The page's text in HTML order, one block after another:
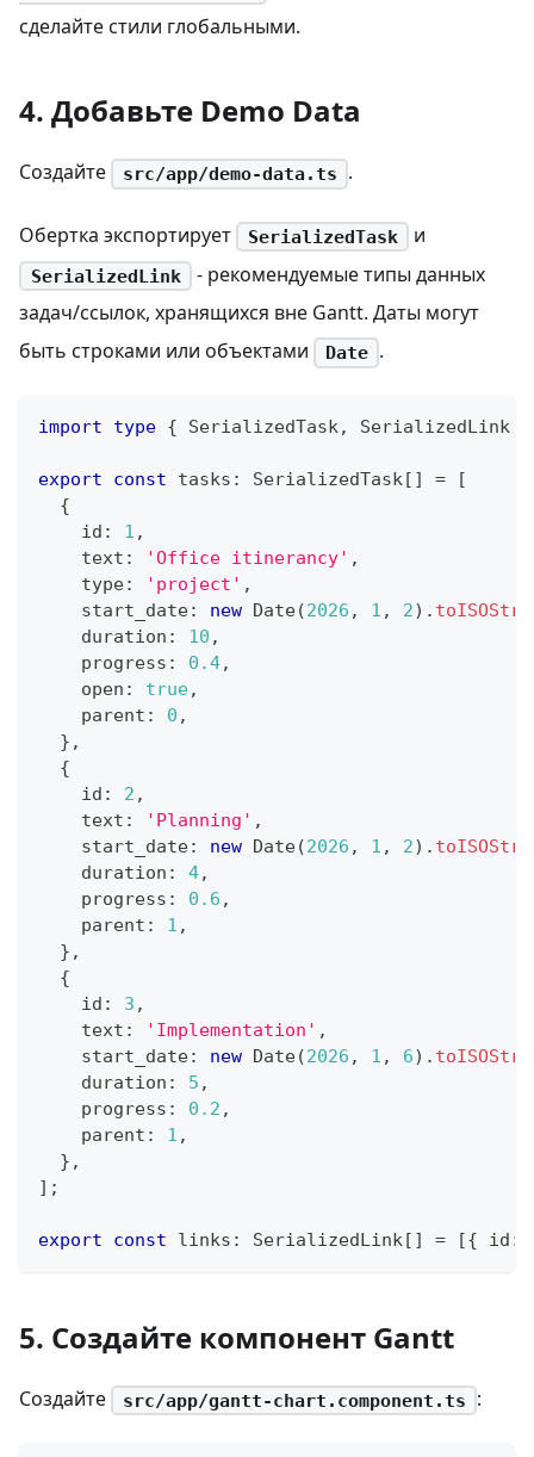
сделайте стили глобальными.
4. Добавьте Demo Data
Создайте src/app/demo-data.ts .
Обертка экспортирует SerializedTask и
SerializedLink
- рекомендуемые типы данных
задач/ссылок, хранящихся вне Gantt. Даты могут
быть строками или объектами
Date .
import type { SerializedTask, SerializedLink
export const tasks : SerializedTask[ ] =
[
{
    id
: 1 ,
    text
: 'Office itinerancy' ,
    type
: 'project' ,
    start_date
: new Date(2026 , 1 , 2) .
    duration
: 10 ,
    progress
: 0.4,
    open
: true,
    parent
: 0 ,
} ,
{
    id
: 2 ,
    text
: 'Planning' ,
    start_date
: new Date(2026 , 1 , 2) .
    duration
: 4,
    progress
: 0.6 ,
    parent
: 1 ,
} ,
{
    id
: 3 ,
    text
: 'Implementation' ,
    start_date
: new Date(2026 , 1 , 6) .
    duration
: 5 ,
    progress
: 0.2 ,
    parent
: 1 ,
} ,
] ;
export const links : SerializedLink[ ] = [{ id :
5. Создайте компонент Gantt
Создайте src/app/gantt-chart.component.ts :